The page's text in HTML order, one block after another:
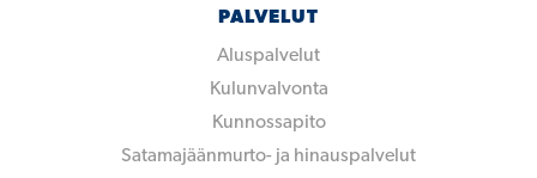
PALVELUT
Aluspalvelut
Kulunvalvonta
Kunnossapito
Satamajäänmurto- ja hinauspalvelut